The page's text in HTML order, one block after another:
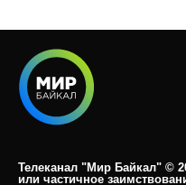
Телеканал "Мир Байкал" ©
или частичное